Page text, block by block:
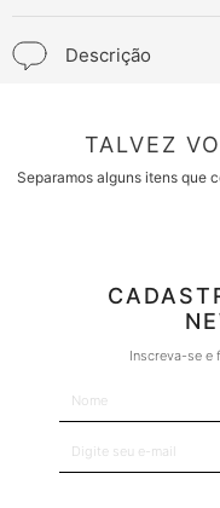
Descrição
TALVEZ
Separamos alguns itens que
Inscreva-se e